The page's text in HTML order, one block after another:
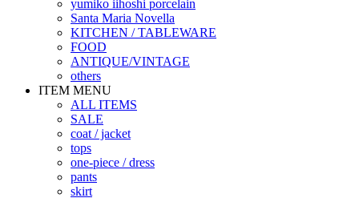
yumiko iihoshi porcelain
Santa Maria Novella
KITCHEN / TABLEWARE
FOOD
ANTIQUE/VINTAGE
others
ITEM MENU
ALL ITEMS
SALE
coat / jacket
tops
one-piece / dress
pants
skirt